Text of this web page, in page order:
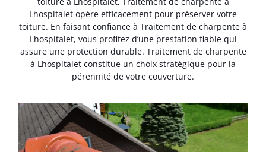
Lhospitalet opère efficacement pour préserver votre
toiture. En faisant confiance à Traitement de charpente à
Lhospitalet, vous profitez d’une prestation fiable qui
assure une protection durable. Traitement de charpente
à Lhospitalet constitue un choix stratégique pour la
pérennité de votre couverture.